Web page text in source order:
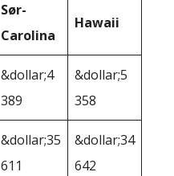
Sør-
Carolina
Hawaii
&dollar;4
389
&dollar;5
358
&dollar;35
611
&dollar;34
642